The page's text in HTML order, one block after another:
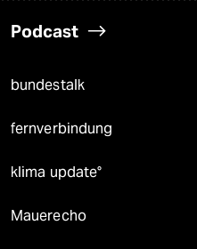
Podcast
bundestalk
fernverbindung
klima update°
Mauerecho